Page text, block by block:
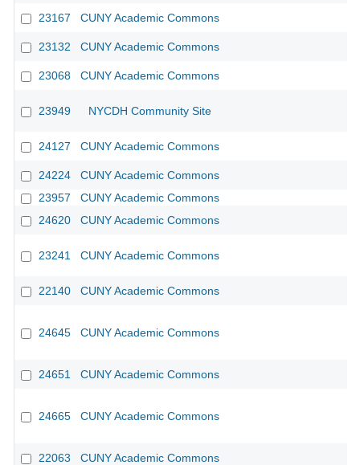
23167 CUNY Academic Commons
23132 CUNY Academic Commons
23068 CUNY Academic Commons
23949 NYCDH Community Site
24127 CUNY Academic Commons
24224
CUNY Academic Commons
23957
CUNY Academic Commons
24620
CUNY Academic Commons
23241 CUNY Academic Commons
22140 CUNY Academic Commons
24645 CUNY Academic Commons
24651 CUNY Academic Commons
24665 CUNY Academic Commons
22063 CUNY Academic Commons